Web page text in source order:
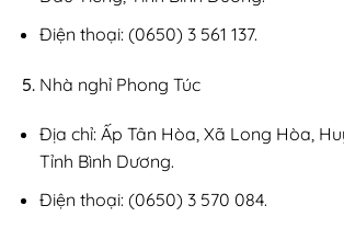
Điện thoại: (0650) 3 561 137.
Nhà nghỉ Phong Túc
Địa chỉ: Ấp Tân Hòa, Xã Long Hòa,
Tỉnh Bình Dương.
Điện thoại: (0650) 3 570 084.